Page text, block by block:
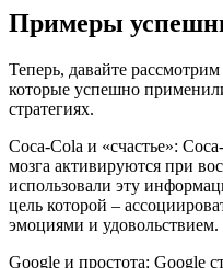
Примеры
Теперь, давайте
которые успешно
стратегиях.
Coca-Cola и «счастье»:
мозга активируются при
использовали эту
цель которой –
эмоциями и удовольствием.
Google и простота: Google